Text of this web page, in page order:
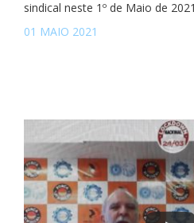
sindical neste 1º de Maio de
01 MAIO 2021